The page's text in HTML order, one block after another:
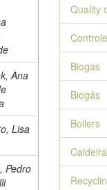
Ana
Lisa
Pedro
Quality
Biogas
Biogás
Boilers